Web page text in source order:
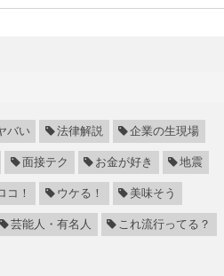
バい 法律解説 企業の生現場
面接テク お金が好き 地震
コ！ ウケる！ 美味そう
芸能人・有名人 これ流行ってる？